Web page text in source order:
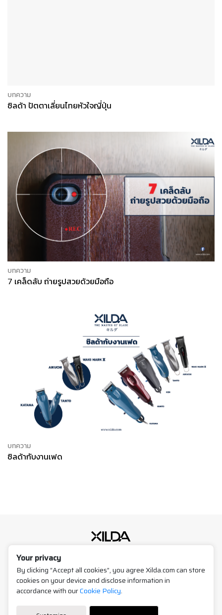
บทความ
ซิลด้า ปัตตาเลี่ยนไทยหัวใจญี่ปุ่น
บทความ
7 เคล็ดลับ ถ่ายรูปสวยด้วยมือถือ
บทความ
ซิลด้ากับงานเฟด
Ratchathewi, Bangkok 10400,
Thailand
Your privacy
By clicking “Accept all cookies”, you agree Xilda.com can store
cookies on your device and disclose information in
accordance with ourCookie Policy.